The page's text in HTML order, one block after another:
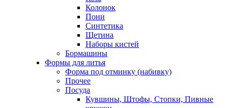
Колонок
Пони
Синтетика
Щетина
Наборы кистей
Бормашины
Формы для литья
Форма под отминку (набивку)
Прочее
Посуда
Кувшины, Штофы, Стопки, Пивные